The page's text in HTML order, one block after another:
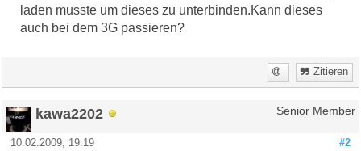
laden musste um dieses zu unterbinden.Kann dieses
auch bei dem 3G passieren?
Zitieren
kawa2202 Senior Member
#2
10.02.2009, 19:19